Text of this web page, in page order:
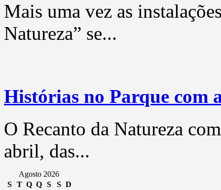
Mais uma vez as
Natureza” se...
Histórias no Parque com
O Recanto da Natureza
abril, das...
Agosto 2026
S
T Q Q S S D